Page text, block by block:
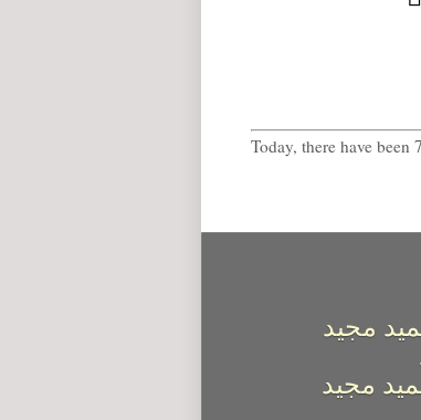
Today, there have
مجيد
مجيد